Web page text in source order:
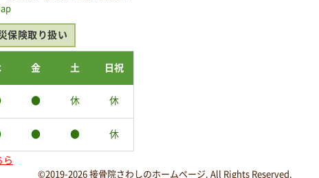
保険取り扱い
金 土 日祝
● 休 休
● ● 休
ら
©2019-2026 接骨院さわしのホームページ. All Rights Reserved.